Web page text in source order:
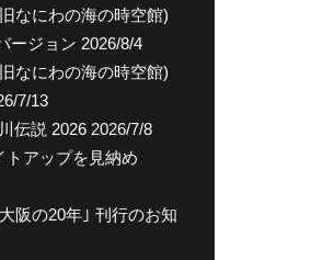
なにわの海の時空館)
ージョン 2026/8/4
なにわの海の時空館)
7/13
伝説 2026 2026/7/8
トアップを見納め
阪の20年｣ 刊行のお知